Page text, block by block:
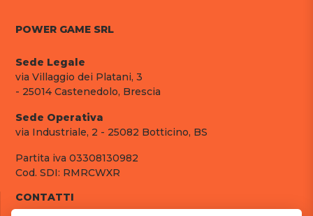
POWER GAME SRL
Sede Legale
via Villaggio dei Platani, 3
- 25014 Castenedolo, Brescia
Sede Operativa
via Industriale, 2 - 25082 Botticino, BS
Partita iva 03308130982
Cod. SDI: RMRCWXR
CONTATTI